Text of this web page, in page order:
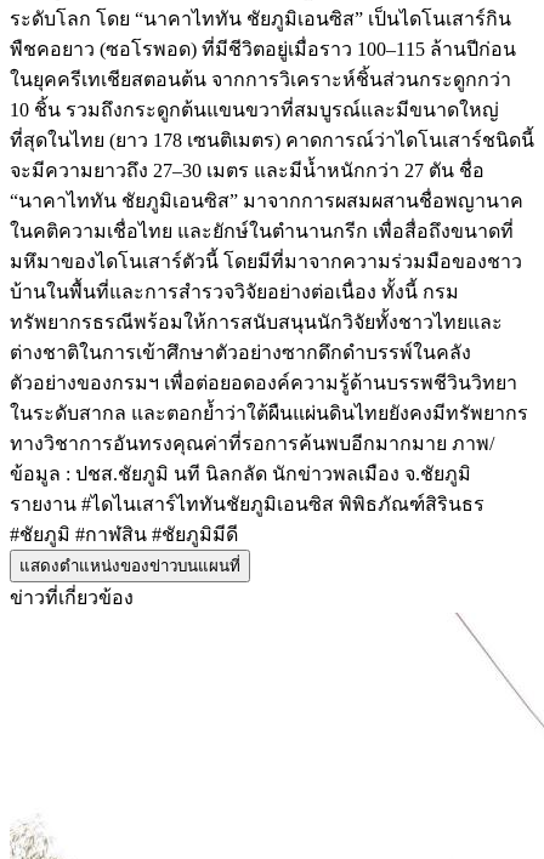
ระดับโลก โดย “นาคาไททัน ชัยภูมิเอนซิส” เป็นไดโนเสาร์กิน
พืชคอยาว (ซอโรพอด) ที่มีชีวิตอยู่เมื่อราว 100–115 ล้านปีก่อน
ในยุคครีเทเชียสตอนต้น จากการวิเคราะห์ชิ้นส่วนกระดูกกว่า
10 ชิ้น รวมถึงกระดูกต้นแขนขวาที่สมบูรณ์และมีขนาดใหญ่
ที่สุดในไทย (ยาว 178 เซนติเมตร) คาดการณ์ว่าไดโนเสาร์ชนิดนี้
จะมีความยาวถึง 27–30 เมตร และมีน้ำหนักกว่า 27 ตัน ชื่อ
“นาคาไททัน ชัยภูมิเอนซิส” มาจากการผสมผสานชื่อพญานาค
ในคติความเชื่อไทย และยักษ์ในตำนานกรีก เพื่อสื่อถึงขนาดที่
มหึมาของไดโนเสาร์ตัวนี้ โดยมีที่มาจากความร่วมมือของชาว
บ้านในพื้นที่และการสำรวจวิจัยอย่างต่อเนื่อง ทั้งนี้ กรม
ทรัพยากรธรณีพร้อมให้การสนับสนุนนักวิจัยทั้งชาวไทยและ
ต่างชาติในการเข้าศึกษาตัวอย่างซากดึกดำบรรพ์ในคลัง
ตัวอย่างของกรมฯ เพื่อต่อยอดองค์ความรู้ด้านบรรพชีวินวิทยา
ในระดับสากล และตอกย้ำว่าใต้ผืนแผ่นดินไทยยังคงมีทรัพยากร
ทางวิชาการอันทรงคุณค่าที่รอการค้นพบอีกมากมาย ภาพ/
ข้อมูล : ปชส.ชัยภูมิ นที นิลกลัด นักข่าวพลเมือง จ.ชัยภูมิ
รายงาน #ไดไนเสาร์ไททันชัยภูมิเอนซิส พิพิธภัณฑ์สิรินธร
#ชัยภูมิ #กาฬสิน #ชัยภูมิมีดี
แสดงตำแหน่งของข่าวบนแผนที่
ข่าวที่เกี่ยวข้อง